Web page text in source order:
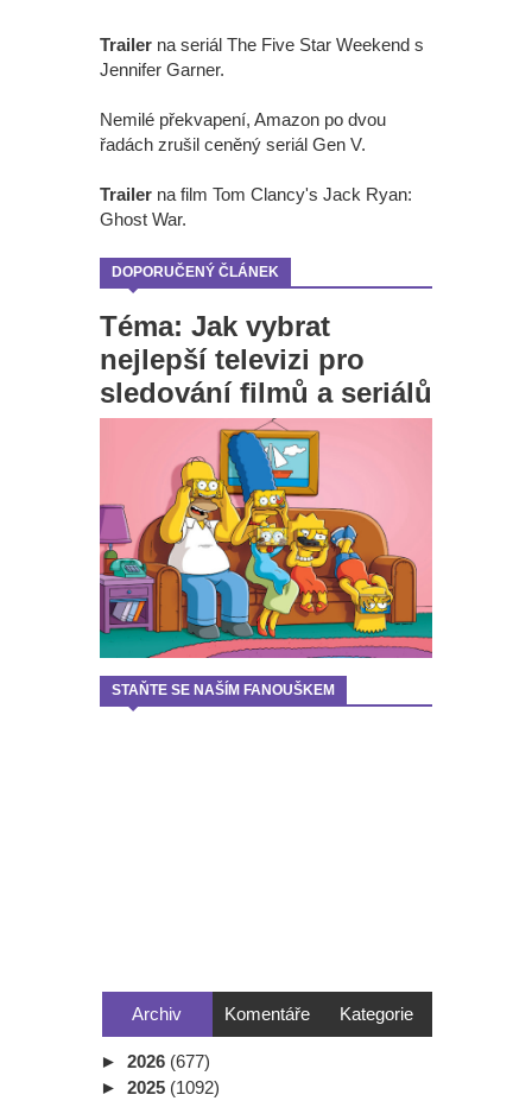
Trailer na seriál The Five Star Weekend s
Jennifer Garner.
Nemilé překvapení, Amazon po dvou
řadách zrušil ceněný seriál Gen V.
Trailer na film Tom Clancy's Jack Ryan:
Ghost War.
DOPORUČENÝ ČLÁNEK
Téma: Jak vybrat
nejlepší televizi pro
sledování filmů a seriálů
STAŇTE SE NAŠÍM FANOUŠKEM
Archiv Komentáře Kategorie
► 2026 (677)
► 2025 (1092)